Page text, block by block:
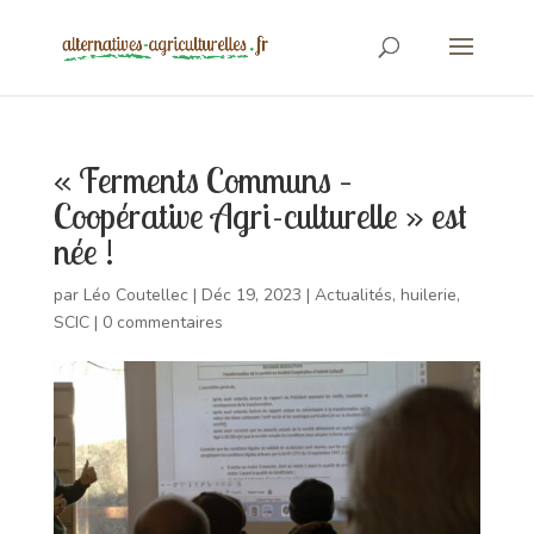
« Ferments Communs –
Coopérative Agri-culturelle » est
née !
par Léo Coutellec | Déc 19, 2023 | Actualités, huilerie,
SCIC| 0 commentaires